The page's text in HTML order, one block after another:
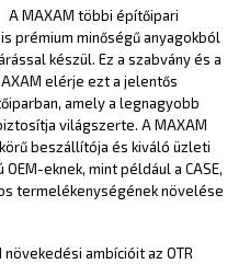
A MAXAM többi építőipari
prémium minőségű anyagokból
készül. Ez a szabvány és a
elérje ezt a jelentős
amely a legnagyobb
világszerte. A MAXAM
beszállítója és kiváló üzleti
eknek, mint például a CASE,
termelékenységének növelése
ambícióit az OTR